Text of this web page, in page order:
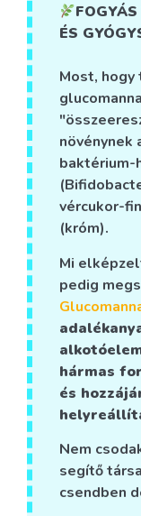
ÉS
Most, hogy
növénynek
baktérium-
vércukor-
(króm).
Mi
pedig
hármas
és
Nem
segítő
csendben